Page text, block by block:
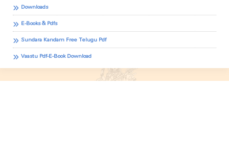
Downloads
E-Books & Pdfs
Sundara Kandam Free Telugu Pdf
Vaastu Pdf-E-Book Download